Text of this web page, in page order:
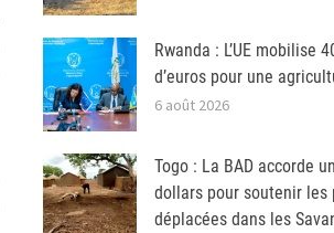
Rwanda : L’UE mobilise
d’euros pour une
6 août 2026
Togo : La BAD accorde
dollars pour soutenir les
déplacées dans les